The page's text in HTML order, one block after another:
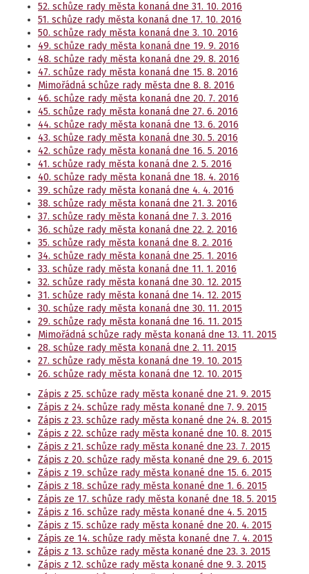
52. schůze rady města konaná dne 31. 10. 2016
51. schůze rady města konaná dne 17. 10. 2016
50. schůze rady města konaná dne 3. 10. 2016
49. schůze rady města konaná dne 19. 9. 2016
48. schůze rady města konaná dne 29. 8. 2016
47. schůze rady města konaná dne 15. 8. 2016
Mimořádná schůze rady města dne 8. 8. 2016
46. schůze rady města konaná dne 20. 7. 2016
45. schůze rady města konaná dne 27. 6. 2016
44. schůze rady města konaná dne 13. 6. 2016
43. schůze rady města konaná dne 30. 5. 2016
42. schůze rady města konaná dne 16. 5. 2016
41. schůze rady města konaná dne 2. 5. 2016
40. schůze rady města konaná dne 18. 4. 2016
39. schůze rady města konaná dne 4. 4. 2016
38. schůze rady města konaná dne 21. 3. 2016
37. schůze rady města konaná dne 7. 3. 2016
36. schůze rady města konaná dne 22. 2. 2016
35. schůze rady města konaná dne 8. 2. 2016
34. schůze rady města konaná dne 25. 1. 2016
33. schůze rady města konaná dne 11. 1. 2016
32. schůze rady města konaná dne 30. 12. 2015
31. schůze rady města konaná dne 14. 12. 2015
30. schůze rady města konaná dne 30. 11. 2015
29. schůze rady města konaná dne 16. 11. 2015
Mimořádná schůze rady města konaná dne 13. 11. 2015
28. schůze rady města konaná dne 2. 11. 2015
27. schůze rady města konaná dne 19. 10. 2015
26. schůze rady města konaná dne 12. 10. 2015
Zápis z 25. schůze rady města konané dne 21. 9. 2015
Zápis z 24. schůze rady města konané dne 7. 9. 2015
Zápis z 23. schůze rady města konané dne 24. 8. 2015
Zápis z 22. schůze rady města konané dne 10. 8. 2015
Zápis z 21. schůze rady města konané dne 23. 7. 2015
Zápis z 20. schůze rady města konané dne 29. 6. 2015
Zápis z 19. schůze rady města konané dne 15. 6. 2015
Zápis z 18. schůze rady města konané dne 1. 6. 2015
Zápis ze 17. schůze rady města konané dne 18. 5. 2015
Zápis z 16. schůze rady města konané dne 4. 5. 2015
Zápis z 15. schůze rady města konané dne 20. 4. 2015
Zápis ze 14. schůze rady města konané dne 7. 4. 2015
Zápis z 13. schůze rady města konané dne 23. 3. 2015
Zápis z 12. schůze rady města konané dne 9. 3. 2015